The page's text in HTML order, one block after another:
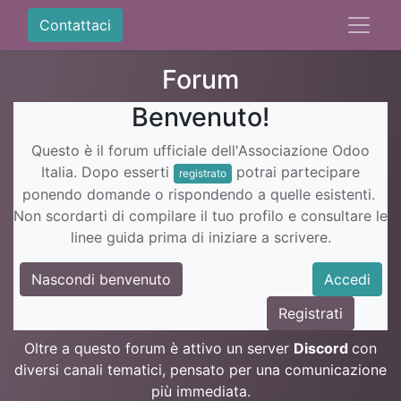
Contattaci
Forum
Benvenuto!
Questo è il forum ufficiale dell'Associazione Odoo
Italia. Dopo esserti
registrato
potrai partecipare
ponendo domande o rispondendo a quelle esistenti.
Non scordarti di compilare il tuo profilo e consultare le
linee guida prima di iniziare a scrivere.
Nascondi benvenuto
Accedi
Registrati
Oltre a questo forum è attivo un server Discord con
diversi canali tematici, pensato per una comunicazione
più immediata.